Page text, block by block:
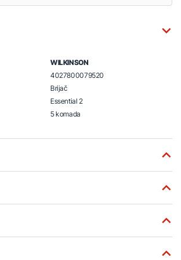
WILKINSON
4027800079520
Brijač
Essential 2
5 komada